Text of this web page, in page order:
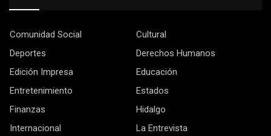
Comunidad Social
Cultural
Deportes
Derechos Humanos
Edición Impresa
Educación
Entretenimiento
Estados
Finanzas
Hidalgo
Internacional
La Entrevista